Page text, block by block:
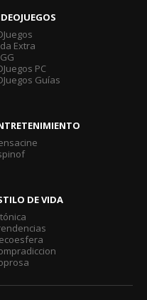
Extra
PC
Guías
DE VIDA